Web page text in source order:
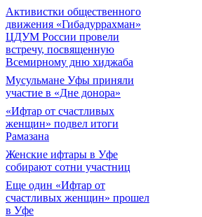
Активистки общественного
движения «Гибадуррахман»
ЦДУМ России провели
встречу, посвященную
Всемирному дню хиджаба
Мусульмане Уфы приняли
участие в «Дне донора»
«Ифтар от счастливых
женщин» подвел итоги
Рамазана
Женские ифтары в Уфе
собирают сотни участниц
Еще один «Ифтар от
счастливых женщин» прошел
в Уфе